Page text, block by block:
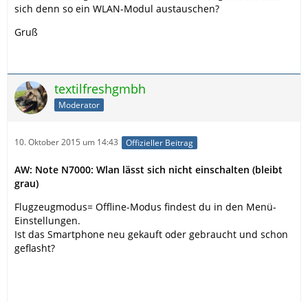
sich denn so ein WLAN-Modul austauschen?
Gruß
textilfreshgmbh
Moderator
10. Oktober 2015 um 14:43 Offizieller Beitrag
AW: Note N7000: Wlan lässt sich nicht einschalten (bleibt
grau)
Flugzeugmodus= Offline-Modus findest du in den Menü-
Einstellungen.
Ist das Smartphone neu gekauft oder gebraucht und schon
geflasht?